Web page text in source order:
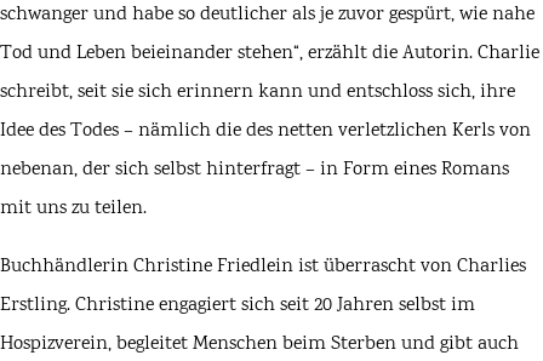
schwanger und habe so deutlicher als je zuvor gespürt, wie nahe
Tod und Leben beieinander stehen“, erzählt die Autorin. Charlie
schreibt, seit sie sich erinnern kann und entschloss sich, ihre
Idee des Todes – nämlich die des netten verletzlichen Kerls von
nebenan, der sich selbst hinterfragt – in Form eines Romans
mit uns zu teilen.
BuchhändlerinChristine Friedlein ist überrascht von Charlies
Erstling. Christine engagiert sich seit 20 Jahren selbst im
Hospizverein, begleitet Menschen beim Sterben und gibt auch